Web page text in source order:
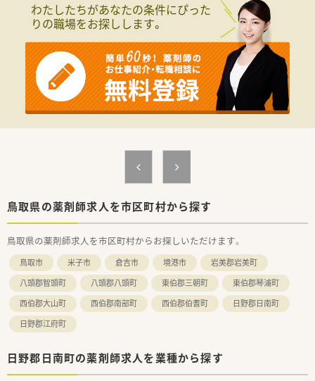
■待合室スペースにはグリーンのソファーがございます。
明るく、温かみのある店内です。
分包機（円盤）も導入済みです。
＜業務内容＞
■内科、外科、小児科、眼科、皮膚科、耳鼻科、整形外科、
糖尿病外来、整形外科、リハビリテーション科と
幅広い処方箋を応需しています。
■処方箋枚数は60～70枚/日です。
店舗スタッフによるOJT研修を行っています。
集合研修や個々の研修、社外研修、マネジメント研修など、
（研修例）
新入社員研修入社時集合研修
約3週間（スズケングループ入社時合同教育、ビジネスマナー研
修、
介護・高齢者体験研修・AED講習、その他導入研修）
局内研修(OJT/100症例処方解析スキル確認チェックシート活
用等)
職種別研修（薬剤師生涯研修）、階層別研修・項目別研修（選抜
その他学会発表、グループ会社合同研修、研修旅行
わたしたちがあなたの条件にぴった
りの職場をお探しします。
鳥取県の薬剤師求人を市区町村から探す
鳥取県の薬剤師求人を市区町村からお探しいただけます。
鳥取市 米子市 倉吉市 境港市
岩美郡岩美町
八頭郡智頭町
八頭郡八頭町 東伯郡三朝町
東伯郡琴浦町
西伯郡大山町
西伯郡南部町 西伯郡伯耆町
日野郡日南町
日野郡江府町
日野郡日南町の薬剤師求人を業種から探す